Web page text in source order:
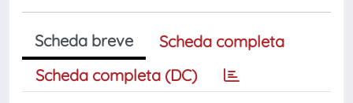
Scheda breve
Scheda completa
Scheda completa (DC)